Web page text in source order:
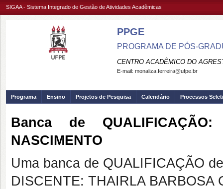
SIGAA - Sistema Integrado de Gestão de Atividades Acadêmicas
PPGE
PROGRAMA DE PÓS-
CENTRO ACADÊMICO DO
E-mail: monaliza.ferreira@ufpe.br
Programa Ensino Projetos de Pesquisa Calendário Processos
Banca de
NASCIMENTO
Uma banca de QUALIFICAÇÃO
DISCENTE: THAIRLA BARBOSA